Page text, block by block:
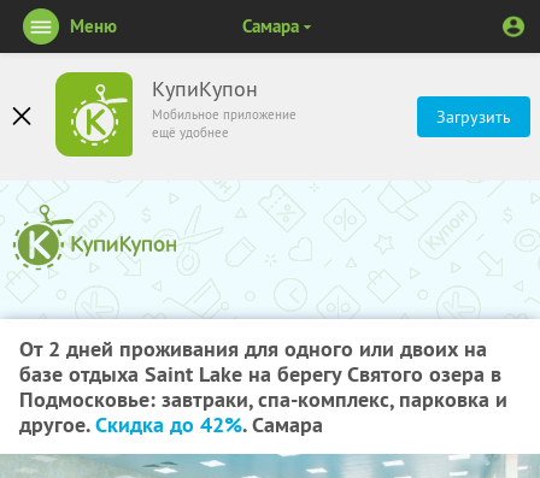
КупиКупон
Мобильное приложение
ещё удобнее
Загрузить
Меню Самара
От 2 дней проживания для одного или двоих на
базе отдыха Saint Lake на берегу Святого озера в
Подмосковье: завтраки, спа-комплекс, парковка и
другое.Скидка до 42%. Самара